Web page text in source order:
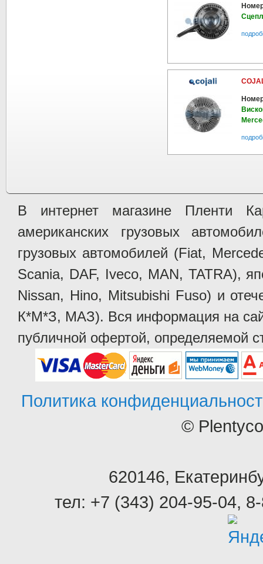
В интернет магазине Пленти
американских грузовых
грузовых автомобилей (Fiat,
Scania, DAF, Iveco, MAN, TATRA),
Nissan, Hino, Mitsubishi Fuso) и
К*М*З, МАЗ). Вся информация на
публичной офертой, определяемой
Политика
©
620146,
тел: +7 (343) 204-95-04,